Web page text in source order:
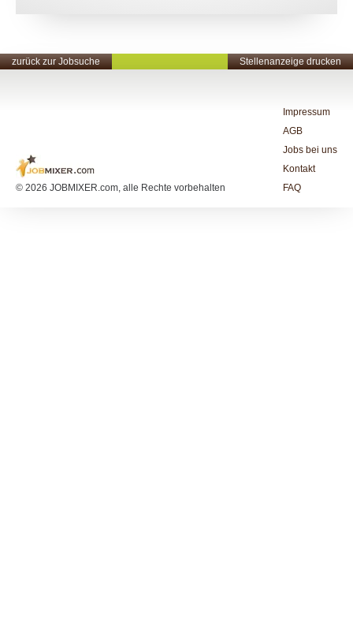
zurück zur Jobsuche Stellenanzeige drucken
© 2026 JOBMIXER.com, alle Rechte vorbehalten
Impressum
AGB
Jobs bei uns
Kontakt
FAQ